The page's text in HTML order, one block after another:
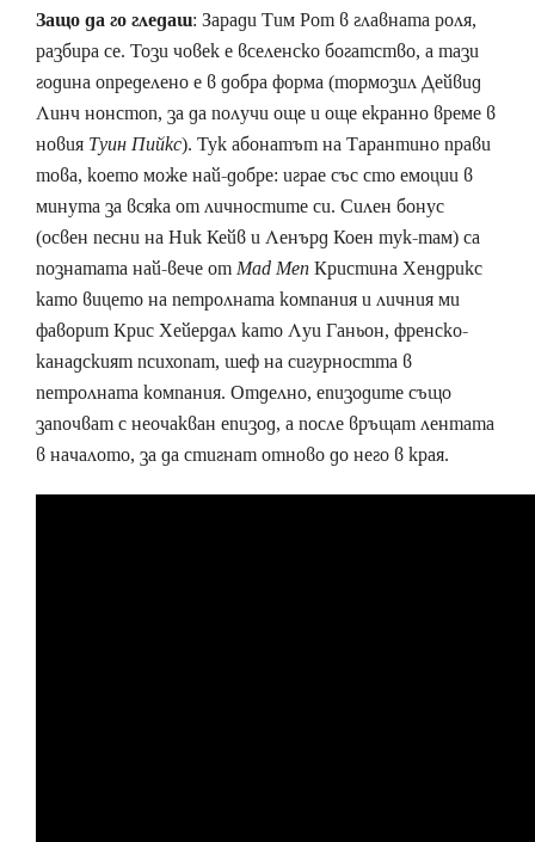
Защо да го гледаш: Заради Тим Рот в главната роля,
разбира се. Този човек е вселенско богатство, а тази
година определено е в добра форма (тормозил Дейвид
Линч нонстоп, за да получи още и още екранно време в
новия Туин Пийкс). Тук абонатът на Тарантино прави
това, което може най-добре: играе със сто емоции в
минута за всяка от личностите си. Силен бонус
(освен песни на Ник Кейв и Ленърд Коен тук-там) са
познатата най-вече отMad MenКристина Хендрикс
като вицето на петролната компания и личния ми
фаворит Крис Хейердал като Луи Ганьон, френско-
канадският психопат, шеф на сигурността в
петролната компания. Отделно, епизодите също
започват с неочакван епизод, а после връщат лентата
в началото, за да стигнат отново до него в края.